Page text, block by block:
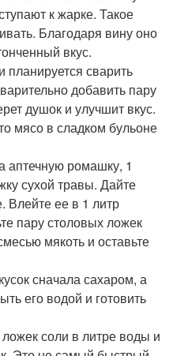
к жарке. Такое
Благодаря вину оно
вкус.
планируется сварить
добавить пару
душок и улучшит вкус.
мясо в сладком бульоне
аптечную ромашку, 1
сухой травы. Дайте
Влейте ее в 1 литр
пару столовых ложек
мякоть и оставьте
сначала сахаром, а
его водой и готовить
соли в литре воды и